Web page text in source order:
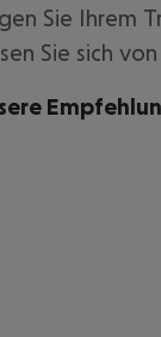
Sie Ihrem
Sie sich